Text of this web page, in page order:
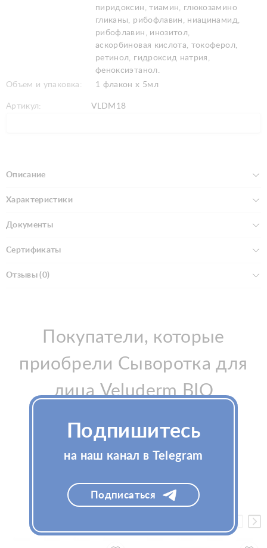
пиридоксин, тиамин, глюкозамино
гликаны, рибофлавин, ниацинамид,
рибофлавин, инозитол,
аскорбиновая кислота, токоферол,
ретинол, гидроксид натрия,
феноксиэтанол.
Объем и упаковка:
1 флакон х 5мл
Артикул: VLDM18
Описание
Характеристики
Документы
Сертификаты
Отзывы (0)
Покупатели, которые
приобрели Сыворотка для
лица Veluderm BIO
(Велюдерм Био
купили
Подпишитесь
на наш канал в Telegram
Подписаться